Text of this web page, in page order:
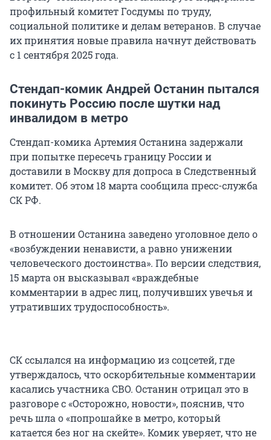
профильный комитет Госдумы по труду,
социальной политике и делам ветеранов. В случае
их принятия новые правила начнут действовать
с 1 сентября 2025 года.
Стендап-комик Андрей Останин пытался
покинуть Россию после шутки над
инвалидом в метро
Стендап-комика Артемия Останина задержали
при попытке пересечь границу России и
доставили в Москву для допроса в Следственный
комитет. Об этом 18 марта сообщила пресс-служба
СК РФ.
В отношении Останина заведено уголовное дело о
«возбуждении ненависти, а равно унижении
человеческого достоинства». По версии следствия,
15 марта он высказывал «враждебные
комментарии в адрес лиц, получивших увечья и
утративших трудоспособность».
СК ссылался на информацию из соцсетей, где
утверждалось, что оскорбительные комментарии
касались участника СВО. Останин отрицал это в
разговоре с «Осторожно, новости», пояснив, что
речь шла о «попрошайке в метро, который
катается без ног на скейте». Комик уверяет, что не